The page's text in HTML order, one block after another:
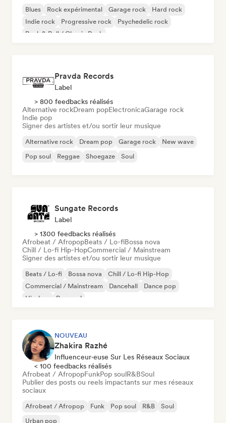
Blues Rock expérimental Garage rock
Hard rock
Indie rock
Progressive rock
Psychedelic rock
Rock & Roll / Classic Rock
Pravda Records
Label
> 800 feedbacks réalisés
Alternative rockDream popElectronicaGarage rock
Indie pop
Signer des artistes et/ou sortir leur musique
Alternative rock Dream pop Garage rock
New wave
Pop soul
Reggae Shoegaze Soul
Sungate Records
Label
> 1300 feedbacks réalisés
Afrobeat / AfropopBeats / Lo-fiBossa nova
Chill / Lo-fi Hip-HopCommercial / Mainstream
Signer des artistes et/ou sortir leur musique
Beats / Lo-fi Bossa nova
Chill / Lo-fi Hip-Hop
Commercial / Mainstream
Dancehall
Dance pop
Hip-hop
Pop soul
NOUVEAU
Zhakira Razhé
Influenceur·euse Sur Les Réseaux Sociaux
< 100 feedbacks réalisés
Afrobeat / AfropopFunkPop soulR&BSoul
Publier des posts ou reels impactants sur mes réseaux
sociaux
Afrobeat / Afropop Funk Pop soul R&B
Soul
Urban pop